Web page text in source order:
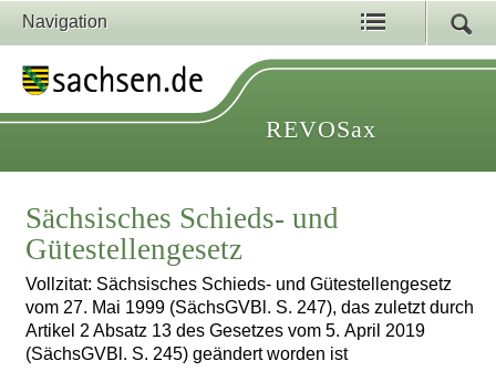
Navigation
REVOSax
Sächsisches Schieds- und
Gütestellengesetz
Vollzitat: Sächsisches Schieds- und Gütestellengesetz
vom 27. Mai 1999 (SächsGVBl. S. 247), das zuletzt durch
Artikel 2 Absatz 13 des Gesetzes vom 5. April 2019
(SächsGVBl. S. 245) geändert worden ist